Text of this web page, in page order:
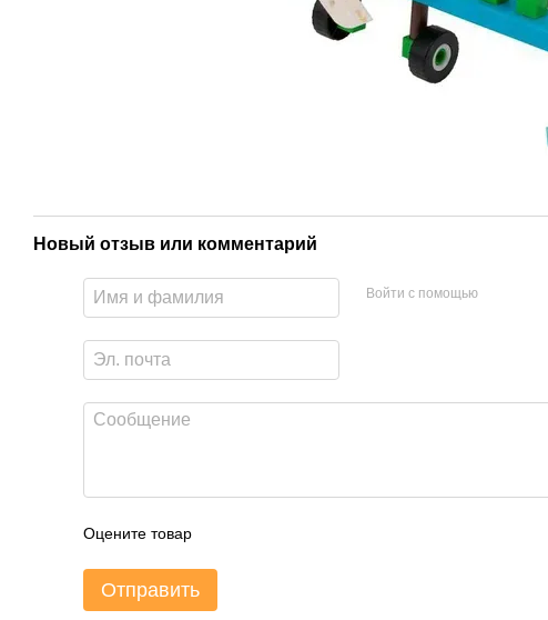
Новый отзыв или комментарий
Войти с помощью
Оцените товар
Отправить